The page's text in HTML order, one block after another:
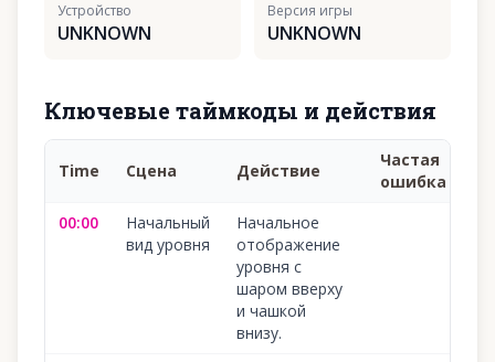
Устройство
UNKNOWN
Версия игры
UNKNOWN
Ключевые таймкоды и действия
Time Сцена Действие
Частая
ошибка
00:00
Начальный
вид уровня
Начальное
отображение
уровня с
шаром вверху
и чашкой
внизу.